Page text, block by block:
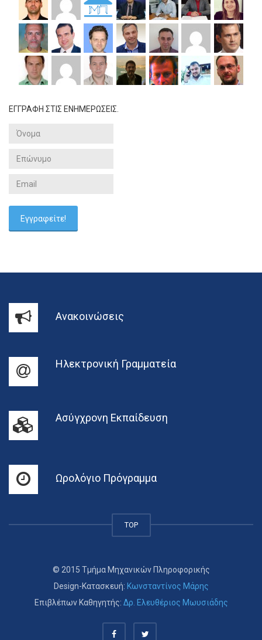
ΕΓΓΡΑΦΗ ΣΤΙΣ ΕΝΗΜΕΡΩΣΕΙΣ.
Ανακοινώσεις
Ηλεκτρονική Γραμματεία
Ασύγχρονη Εκπαίδευση
Ωρολόγιο Πρόγραμμα
TOP
© 2015 Τμήμα Μηχανικών Πληροφορικής
Design-Κατασκευή: Κωνσταντίνος Μάρης
Επιβλέπων Καθηγητής: Δρ. Ελευθέριος Μωυσιάδης